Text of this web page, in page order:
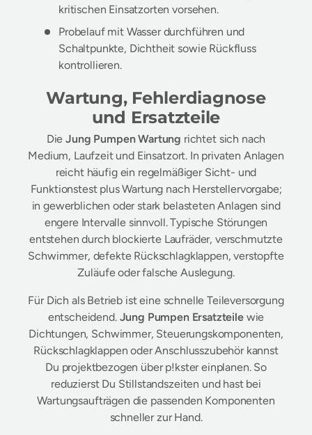
kritischen Einsatzorten vorsehen.
Probelauf mit Wasser durchführen und
Schaltpunkte, Dichtheit sowie Rückfluss
kontrollieren.
Wartung, Fehlerdiagnose
und Ersatzteile
DieJung Pumpen Wartung richtet sich nach
Medium, Laufzeit und Einsatzort. In privaten Anlagen
reicht häufig ein regelmäßiger Sicht- und
Funktionstest plus Wartung nach Herstellervorgabe;
in gewerblichen oder stark belasteten Anlagen sind
engere Intervalle sinnvoll. Typische Störungen
entstehen durch blockierte Laufräder, verschmutzte
Schwimmer, defekte Rückschlagklappen, verstopfte
Zuläufe oder falsche Auslegung.
Für Dich als Betrieb ist eine schnelle Teileversorgung
entscheidend. Jung Pumpen Ersatzteilewie
Dichtungen, Schwimmer, Steuerungskomponenten,
Rückschlagklappen oder Anschlusszubehör kannst
Du projektbezogen über p!kster einplanen. So
reduzierst Du Stillstandszeiten und hast bei
Wartungsaufträgen die passenden Komponenten
schneller zur Hand.